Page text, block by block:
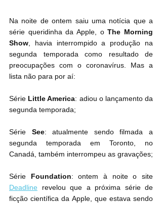
Na noite de ontem saiu uma notícia que a
série queridinha da Apple, o The Morning
Show , havia interrompido a produção na
segunda temporada como resultado de
preocupações com o coronavírus. Mas a
lista não para por aí:
Série Little America: adiou o lançamento da
segunda temporada;
Série See: atualmente sendo filmada a
segunda temporada em Toronto, no
Canadá, também interrompeu as gravações;
Série Foundation
Deadline revelou que a próxima série de
ficção científica da Apple, que estava sendo